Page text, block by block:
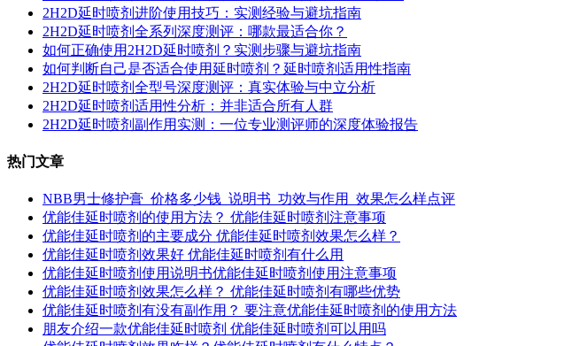
2H2D延时喷剂进阶使用技巧：实测经验与避坑指南
2H2D延时喷剂全系列深度测评：哪款最适合你？
如何正确使用2H2D延时喷剂？实测步骤与避坑指南
如何判断自己是否适合使用延时喷剂？延时喷剂适用性指南
2H2D延时喷剂全型号深度测评：真实体验与中立分析
2H2D延时喷剂适用性分析：并非适合所有人群
2H2D延时喷剂副作用实测：一位专业测评师的深度体验报告
热门文章
NBB男士修护膏_价格多少钱_说明书_功效与作用_效果怎么样点评
优能佳延时喷剂的使用方法？ 优能佳延时喷剂注意事项
优能佳延时喷剂的主要成分 优能佳延时喷剂效果怎么样？
优能佳延时喷剂效果好 优能佳延时喷剂有什么用
优能佳延时喷剂使用说明书优能佳延时喷剂使用注意事项
优能佳延时喷剂效果怎么样？ 优能佳延时喷剂有哪些优势
优能佳延时喷剂有没有副作用？ 要注意优能佳延时喷剂的使用方法
朋友介绍一款优能佳延时喷剂 优能佳延时喷剂可以用吗